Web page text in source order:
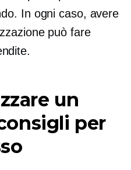
In ogni caso, avere
può fare
un
per